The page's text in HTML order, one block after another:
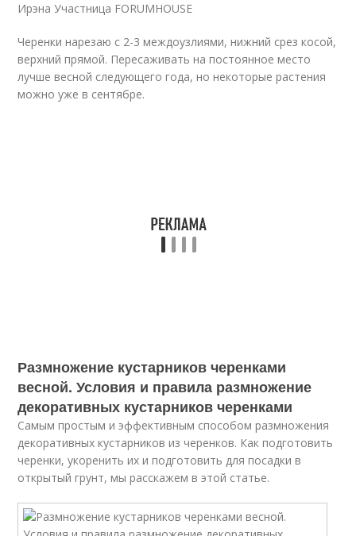
Ирэна Участница FORUMHOUSE
Черенки нарезаю с 2-3 междоузлиями, нижний срез косой,
верхний прямой. Пересаживать на постоянное место
лучше весной следующего года, но некоторые растения
можно уже в сентябре.
Размножение кустарников черенками
весной. Условия и правила размножение
декоративных кустарников черенками
Самым простым и эффективным способом размножения
декоративных кустарников из черенков. Как подготовить
черенки, укоренить их и подготовить для посадки в
открытый грунт, мы расскажем в этой статье.